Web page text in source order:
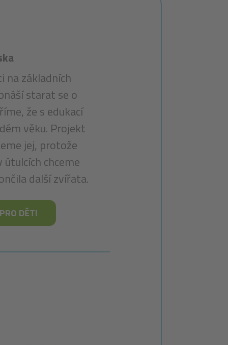
na základních
starat se o
že s edukací
věku. Projekt
jej, protože
chceme
další zvířata.
DĚTI